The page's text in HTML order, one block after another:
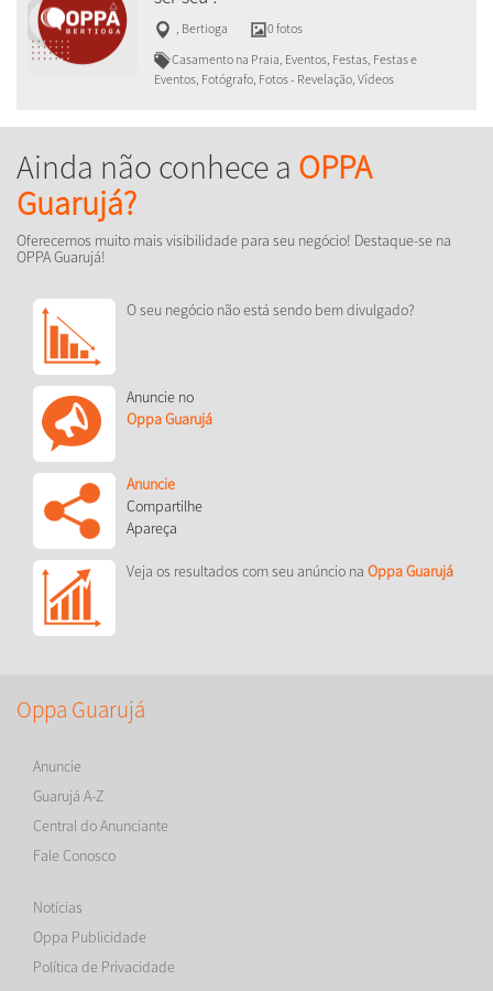
Bertioga
0 fotos
Casamento na Praia, Eventos, Festas, Festas e
Eventos, Fotógrafo, Fotos - Revelação, Vídeos
Ainda não conhece a OPPA
Guarujá?
Oferecemos muito mais visibilidade para seu negócio! Destaque-se na
OPPA Guarujá!
O seu negócio não está sendo bem divulgado?
Anuncie no
Oppa Guarujá
Anuncie
Compartilhe
Apareça
Veja os resultados com seu anúncio na Oppa Guarujá
Oppa Guarujá
Anuncie
Guarujá A-Z
Central do Anunciante
Fale Conosco
Notícias
Oppa Publicidade
Política de Privacidade